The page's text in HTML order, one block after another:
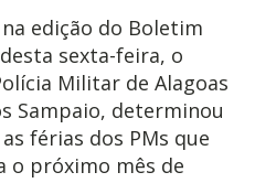
edição do Boletim
sexta-feira, o
Militar de Alagoas
Sampaio, determinou
férias dos PMs que
o próximo mês de